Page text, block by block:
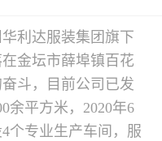
利达服装集团旗下
金坛市薛埠镇百花
斗，目前公司已发
余平方米，2020年6
个专业生产车间，服